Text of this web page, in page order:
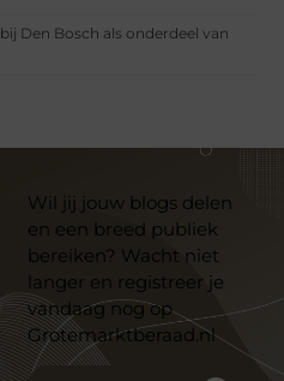
Den Bosch als onderdeel van
Wil jij jouw blogs delen
en een breed publiek
bereiken? Wacht niet
langer en registreer je
vandaag nog op
Grotemarktberaad.nl